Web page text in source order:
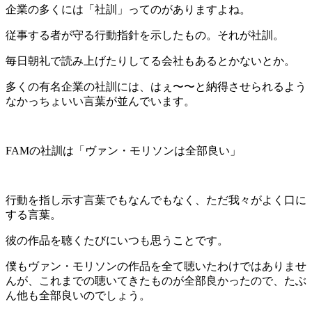
企業の多くには「社訓」ってのがありますよね。
従事する者が守る行動指針を示したもの。それが社訓。
毎日朝礼で読み上げたりしてる会社もあるとかないとか。
多くの有名企業の社訓には、はぇ〜〜と納得させられるよう
なかっちょいい言葉が並んでいます。
FAMの社訓は「ヴァン・モリソンは全部良い」
行動を指し示す言葉でもなんでもなく、ただ我々がよく口に
する言葉。
彼の作品を聴くたびにいつも思うことです。
僕もヴァン・モリソンの作品を全て聴いたわけではありませ
んが、これまでの聴いてきたものが全部良かったので、たぶ
ん他も全部良いのでしょう。